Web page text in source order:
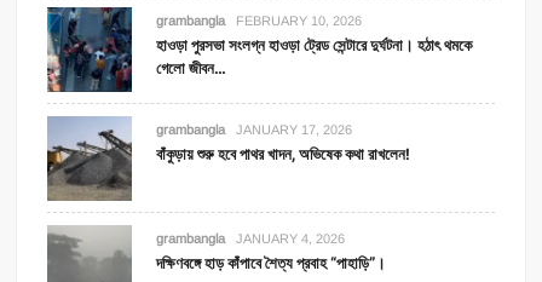
grambangla FEBRUARY 10, 2026
হাওড়া পুরসভা সংলগ্ন হাওড়া ট্রেড সেন্টারে দুর্ঘটনা। হঠাৎ থমকে
গেলো জীবন…
grambangla JANUARY 17, 2026
বাঁকুড়ায় শুরু হবে পাথর খাদন, অভিষেক কথা রাখলেন!
grambangla JANUARY 4, 2026
দক্ষিণবঙ্গে হাড় কাঁপাবে শৈত্য প্রবাহ “পাহাড়ি”।